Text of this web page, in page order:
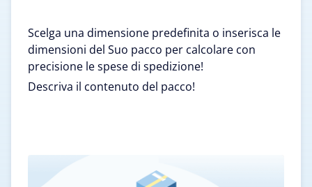
Scelga una dimensione predefinita o inserisca le
dimensioni del Suo pacco per calcolare con
precisione le spese di spedizione!
Descriva il contenuto del pacco!